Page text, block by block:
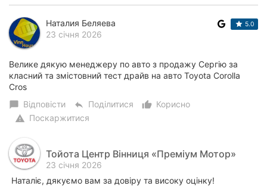
Наталия Беляева
23 січня 2026
5.0
Велике дякую менеджеру по авто з продажу Сергію за
класний та змістовний тест драйв на авто Toyota Corolla
Cros
chat_bubble Відповісти reply Поділитися thumb_up_alt
Корисно
warning Поскаржитися
Тойота Центр Вінниця «Преміум Мотор»
23 січня 2026
Наталіє, дякуємо вам за довіру та високу оцінку!